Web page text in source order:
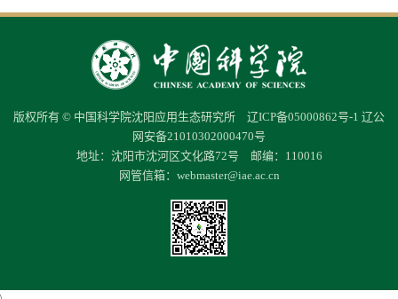
版权所有 © 中国科学院沈阳应用生态研究所 辽ICP备05000862号-1 辽公
网安备21010302000470号
地址：沈阳市沈河区文化路72号 邮编：110016
网管信箱： webmaster@iae.ac.cn